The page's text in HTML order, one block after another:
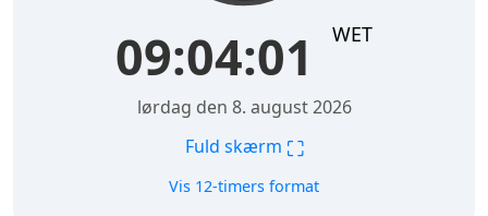
09:04:02 WET
lørdag den 8. august 2026
Fuld skærm ⛶
Vis 12-timers format